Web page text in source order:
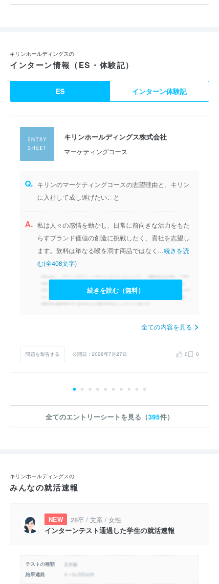
キリンホールディングスの
インターン情報（ES・体験記）
ES インターン体験記
キリンホールディングス株式会社
マーケティングコース
Q. キリンのマーケティングコースの志望理由と、キリン
に入社して成し遂げたいこと
A. 私は人々の感情を動かし、日常に前向きな活力をもた
らすブランド価値の創造に挑戦したく、貴社を志望し
ます。飲料は単なる喉を潤す商品ではなく...続きを読
む(全408文字)
続きを読む（無料）
全ての内容を見る
問題を報告する 公開日：2026年7月27日 0 0
全てのエントリーシートを見る（395件）
キリンホールディングスの
みんなの就活速報
NEW 28卒 / 文系 / 女性
インターンテスト通過した学生の就活速報
テストの種類
結果連絡